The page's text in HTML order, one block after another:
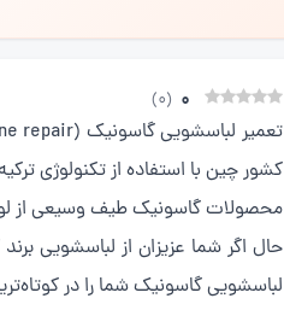
0
(
0
)
تعمیر لباسشویی گاسونیک
کشور چین با استفاده از تکنولوژی
محصولات گاسونیک طیف وسیعی از
حال اگر شما عزیزان از لباسشویی
لباسشویی گاسونیک شما را در